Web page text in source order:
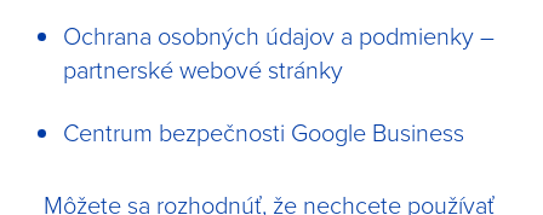
Ochrana osobných údajov a podmienky –
partnerské webové stránky
Centrum bezpečnosti Google Business
Môžete sa rozhodnúť, že nechcete používať